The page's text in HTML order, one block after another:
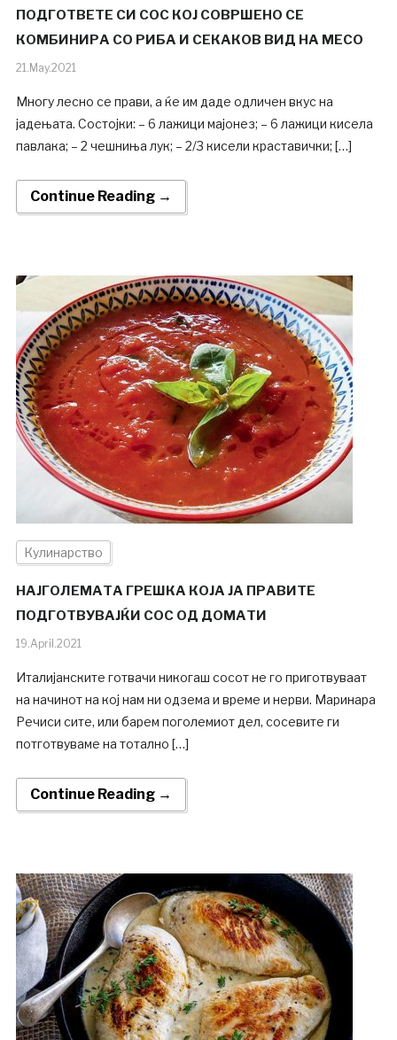
ПОДГОТВЕТЕ СИ СОС КОЈ СОВРШЕНО СЕ
КОМБИНИРА СО РИБА И СЕКАКОВ ВИД НА МЕСО
21.May.2021
Многу лесно се прави, а ќе им даде одличен вкус на
јадењата. Состојки: – 6 лажици мајонез; – 6 лажици кисела
павлака; – 2 чешниња лук; – 2/3 кисели краставички; […]
Continue Reading →
Кулинарство
НАЈГОЛЕМАТА ГРЕШКА КОЈА ЈА ПРАВИТЕ
ПОДГОТВУВАЈЌИ СОС ОД ДОМАТИ
19.April.2021
Италијанските готвачи никогаш сосот не го приготвуваат
на начинот на кој нам ни одзема и време и нерви. Маринара
Речиси сите, или барем поголемиот дел, сосевите ги
потготвуваме на тотално […]
Continue Reading →